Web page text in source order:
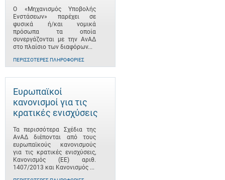
Ο «Μηχανισμός Υποβολής
Ενστάσεων» παρέχει σε
φυσικά ή/και νομικά
πρόσωπα τα οποία
συνεργάζονται με την ΑνΑΔ
στο πλαίσιο των διαφόρων...
ΠΕΡΙΣΣΌΤΕΡΕΣ ΠΛΗΡΟΦΟΡΊΕΣ
Ευρωπαϊκοί
κανονισμοί για τις
κρατικές ενισχύσεις
Τα περισσότερα Σχέδια της
ΑνΑΔ διέπονται από τους
ευρωπαϊκούς κανονισμούς
για τις κρατικές ενισχύσεις,
Κανονισμός (ΕΕ) αριθ.
1407/2013 και Κανονισμός ...